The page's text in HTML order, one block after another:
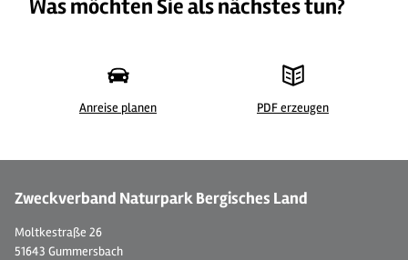
Was möchten Sie als nächstes tun?
Anreise planen PDF erzeugen
Zweckverband Naturpark Bergisches Land
Moltkestraße 26
51643 Gummersbach